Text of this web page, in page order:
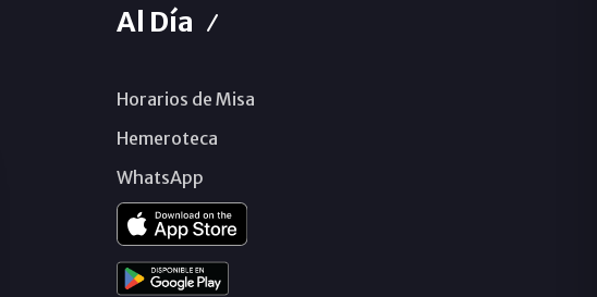
Al Día
Horarios de Misa
Hemeroteca
WhatsApp